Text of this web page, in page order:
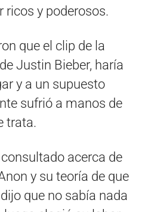
ricos y poderosos.
que el clip de la
Justin Bieber, haría
y a un supuesto
sufrió a manos de
trata.
acerca de
y su teoría de que
dijo que no sabía nada